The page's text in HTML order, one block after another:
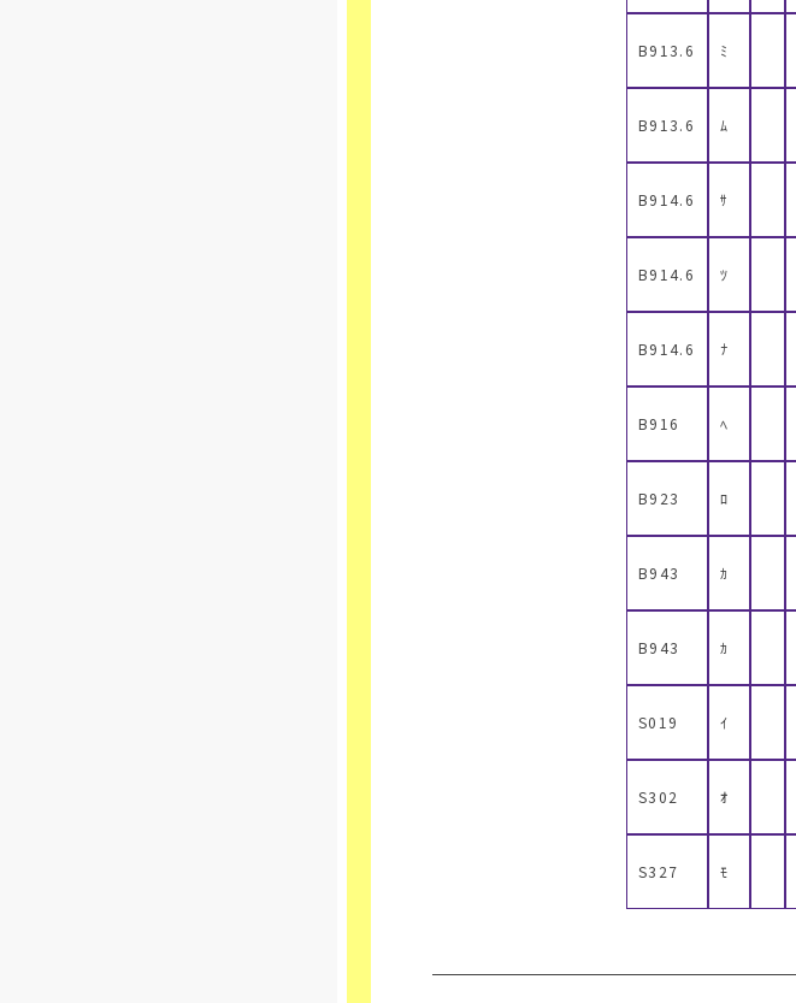
B913.6 ﾐ
B913.6 ﾑ
B914.6 ｻ
B914.6 ﾂ
B914.6 ﾅ
B916 ﾍ
B923 ﾛ
B943 ｶ
B943 ｶ
S019 ｲ
S302 ｵ
S327 ﾓ